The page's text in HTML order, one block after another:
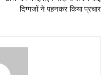
दिग्गजों ने पहनकर किया प्रचार